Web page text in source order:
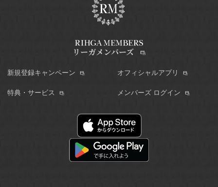
リーガメンバーズ
新規登録キャンペーン
特典・サービス
オフィシャルアプリ
メンバーズ ログイン